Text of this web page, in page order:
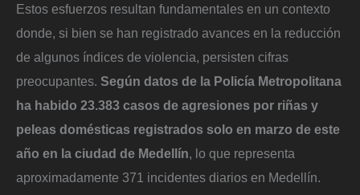
Estos esfuerzos resultan fundamentales en un contexto
donde, si bien se han registrado avances en la reducción
de algunos índices de violencia, persisten cifras
preocupantes. Según datos de la Policía Metropolitana
ha habido 23.383 casos de agresiones por riñas y
peleas domésticas registrados solo en marzo de este
año en la ciudad de Medellín, lo que representa
aproximadamente 371 incidentes diarios en Medellín.